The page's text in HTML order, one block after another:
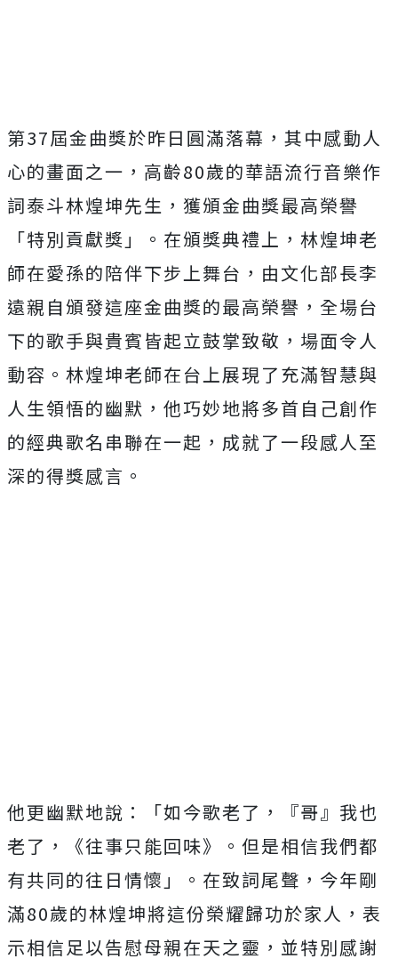
第37屆金曲獎於昨日圓滿落幕，其中感動人
心的畫面之一， 高齡80歲的華語流行音樂作
詞泰斗林煌坤先生， 獲頒金曲獎最高榮譽
「特別貢獻獎」。在頒獎典禮上， 林煌坤老
師在愛孫的陪伴下步上舞台， 由文化部長李
遠親自頒發這座金曲獎的最高榮譽， 全場台
下的歌手與貴賓皆起立鼓掌致敬，場面令人
動容。 林煌坤老師在台上展現了充滿智慧與
人生領悟的幽默， 他巧妙地將多首自己創作
的經典歌名串聯在一起， 成就了一段感人至
深的得獎感言。
他更幽默地說：「如今歌老了，『哥』我也
老了，《往事只能回味》
。但是相信我們都
有共同的往日情懷」。在致詞尾聲， 今年剛
滿80歲的林煌坤將這份榮耀歸功於家人， 表
示相信足以告慰母親在天之靈， 並特別感謝